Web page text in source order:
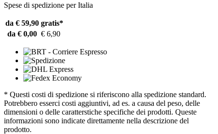
Spese di spedizione per Italia
da € 59,90 gratis*
da € 0,00 € 6,90
* Questi costi di spedizione si riferiscono alla spedizione standard.
Potrebbero esserci costi aggiuntivi, ad es. a causa del peso, delle
dimensioni o delle caratterstiche specifiche dei prodotti. Queste
informazioni sono indicate direttamente nella descrizione del
prodotto.